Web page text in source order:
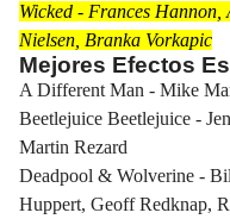
Wicked - Frances
Nielsen, Branka Vorkapic
Mejores Efectos
A Different Man - Mike
Beetlejuice Beetlejuice -
Martin Rezard
Deadpool & Wolverine -
Huppert, Geoff Redknap,